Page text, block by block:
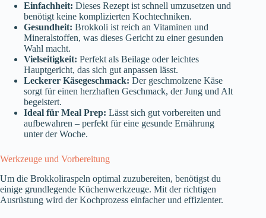
Einfachheit: Dieses Rezept ist schnell umzusetzen und
benötigt keine komplizierten Kochtechniken.
Gesundheit: Brokkoli ist reich an Vitaminen und
Mineralstoffen, was dieses Gericht zu einer gesunden
Wahl macht.
Vielseitigkeit: Perfekt als Beilage oder leichtes
Hauptgericht, das sich gut anpassen lässt.
Leckerer Käsegeschmack: Der geschmolzene Käse
sorgt für einen herzhaften Geschmack, der Jung und Alt
begeistert.
Ideal für Meal Prep: Lässt sich gut vorbereiten und
aufbewahren – perfekt für eine gesunde Ernährung
unter der Woche.
Werkzeuge und Vorbereitung
Um die Brokkoliraspeln optimal zuzubereiten, benötigst du
einige grundlegende Küchenwerkzeuge. Mit der richtigen
Ausrüstung wird der Kochprozess einfacher und effizienter.